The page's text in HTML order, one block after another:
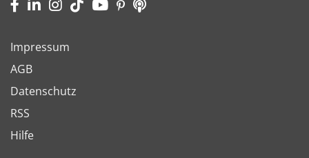
Impressum
AGB
Datenschutz
RSS
Hilfe